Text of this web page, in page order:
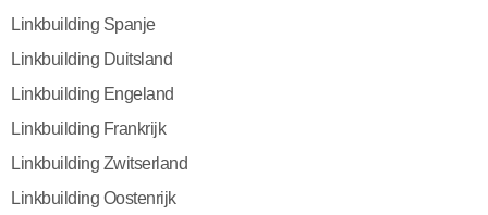
Linkbuilding Spanje
Linkbuilding Duitsland
Linkbuilding Engeland
Linkbuilding Frankrijk
Linkbuilding Zwitserland
Linkbuilding Oostenrijk